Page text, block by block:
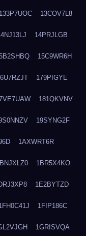
133P7UOC 13COV7L8
14PRJLGB
15C9WR6H
179PIGYE
181QKVNV
19SYNG2F
1AXWRT6R
1BR5X4KO
1E2BYTZD
1FIP186C
1GRISVQA